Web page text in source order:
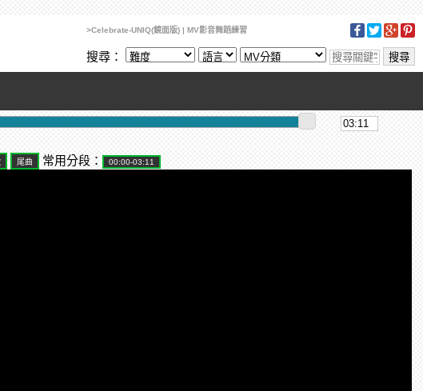
>Celebrate-UNIQ(鏡面版) | MV影音舞蹈練習
搜尋：
常用分段：